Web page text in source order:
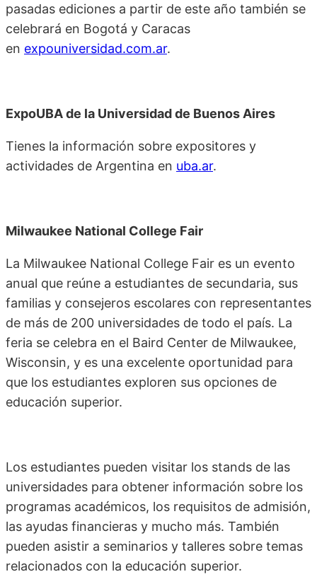
pasadas ediciones a partir de este año también se
celebrará en Bogotá y Caracas
en expouniversidad.com.ar.
ExpoUBA de la Universidad de Buenos Aires
Tienes la información sobre expositores y
actividades de Argentina en uba.ar.
Milwaukee National College Fair
La Milwaukee National College Fair es un evento
anual que reúne a estudiantes de secundaria, sus
familias y consejeros escolares con representantes
de más de 200 universidades de todo el país. La
feria se celebra en el Baird Center de Milwaukee,
Wisconsin, y es una excelente oportunidad para
que los estudiantes exploren sus opciones de
educación superior.
Los estudiantes pueden visitar los stands de las
universidades para obtener información sobre los
programas académicos, los requisitos de admisión,
las ayudas financieras y mucho más. También
pueden asistir a seminarios y talleres sobre temas
relacionados con la educación superior.